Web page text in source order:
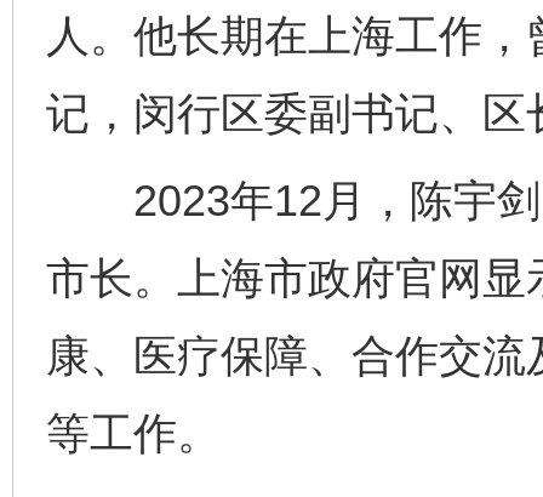
人。他长期在上海工作
记，闵行区委副书记、
2023年12月，陈宇剑
市长。上海市政府官网
康、医疗保障、合作交
等工作。
完善运行机制助力责任有效落实 一纸欠
东山县通报“牛蛙产品抗生素超标问题” 法